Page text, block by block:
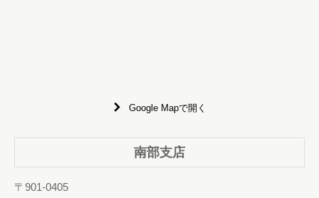
Google Mapで開く
南部支店
〒901-0405